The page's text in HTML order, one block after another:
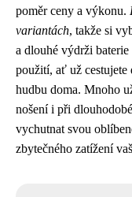
poměr ceny a výkonu.
variantách, takže si
a dlouhé výdrži
použití, ať už cestujete
hudbu doma. Mnoho
nošení i při
vychutnat svou
zbytečného zatížení